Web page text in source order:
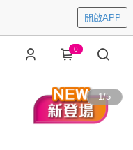
開啟APP
0
1/5